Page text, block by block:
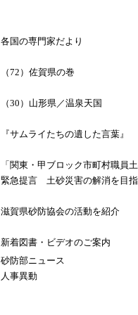
各国の専門家だより
（72）佐賀県の巻
（30）山形県／温泉天国
『サムライたちの遺した言葉』
「関東・甲ブロック市町村職員
緊急提言 土砂災害の解消を目
滋賀県砂防協会の活動を紹介
新着図書・ビデオのご案内
砂防部ニュース
人事異動